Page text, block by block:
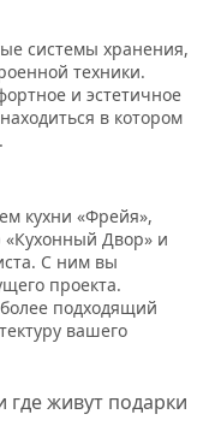
системы хранения,
техники.
и эстетичное
в котором
кухни «Фрейя»,
«Кухонный Двор» и
С ним вы
проекта.
подходящий
вашего